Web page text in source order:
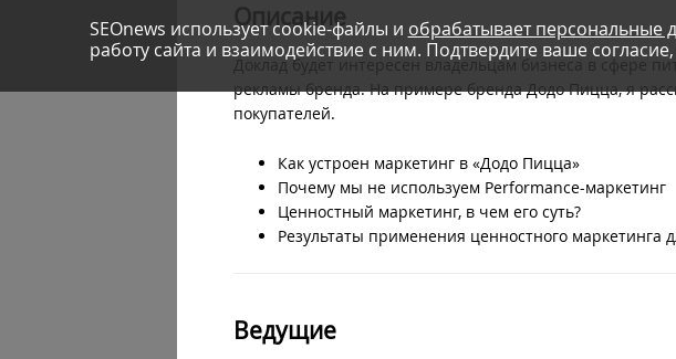
Описание
Доклад будет интересен владельцам бизнеса в сфере
рекламы бренда. На примере бренда Додо Пицца, я
покупателей.
Как устроен маркетинг в «Додо Пицца»
Почему мы не используем Performance-маркетинг
Ценностный маркетинг, в чем его суть?
Результаты применения ценностного маркетинга
Ведущие
SEOnews использует cookie-файлы и обрабатывает персональные
работу сайта и взаимодействие с ним. Подтвердите ваше